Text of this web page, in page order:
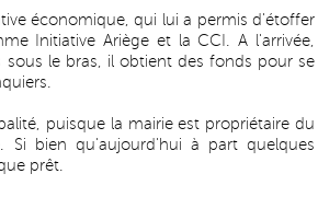
économique, qui lui a permis d'étoffer
Initiative Ariège et la CCI. A l'arrivée,
le bras, il obtient des fonds pour se
puisque la mairie est propriétaire du
Si bien qu'aujourd'hui à part quelques
prêt.